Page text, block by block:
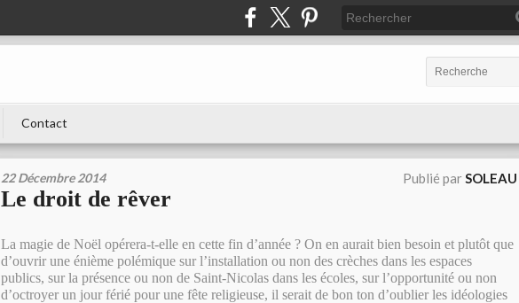
Contact
22 Décembre 2014 Publié parSOLEAU
Le droit de rêver
La magie de Noël opérera-t-elle en cette fin d’année ? On en aurait bien besoin et plutôt que
d’ouvrir une énième polémique sur l’installation ou non des crèches dans les espaces
publics, sur la présence ou non de Saint-Nicolas dans les écoles, sur l’opportunité ou non
d’octroyer un jour férié pour une fête religieuse, il serait de bon ton d’oublier les idéologies